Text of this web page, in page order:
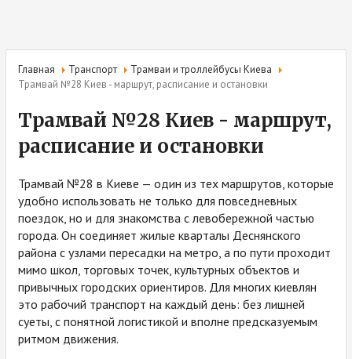
Главная Транспорт
Трамваи и троллейбусы Киева
Трамвай №28 Киев - маршрут, расписание и остановки
Трамвай №28 Киев - маршрут,
расписание и остановки
Трамвай №28 в Киеве — один из тех маршрутов, которые
удобно использовать не только для повседневных
поездок, но и для знакомства с левобережной частью
города. Он соединяет жилые кварталы Деснянского
района с узлами пересадки на метро, а по пути проходит
мимо школ, торговых точек, культурных объектов и
привычных городских ориентиров. Для многих киевлян
это рабочий транспорт на каждый день: без лишней
суеты, с понятной логистикой и вполне предсказуемым
ритмом движения.